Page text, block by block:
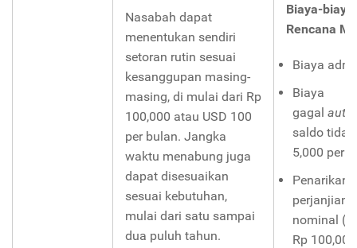
Nasabah dapat
menentukan sendiri
setoran rutin sesuai
kesanggupan masing-
masing, di mulai dari Rp
100,000 atau USD 100
per bulan. Jangka
waktu menabung juga
dapat disesuaikan
sesuai kebutuhan,
mulai dari satu sampai
dua puluh tahun.
Biaya-
Rencana
Biaya
Biaya
gagal
saldo
5,000 per
Penarikan
perjanjian:
nominal
Rp